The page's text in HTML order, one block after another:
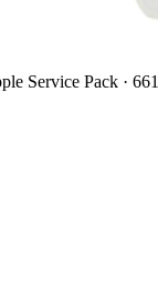
Service Pack ·